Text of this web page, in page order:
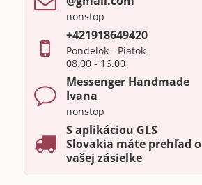
nonstop
+421918649420
Pondelok - Piatok
08.00 - 16.00
Messenger Handmade
Ivana
nonstop
S aplikáciou GLS
Slovakia máte prehľad o
vašej zásielke